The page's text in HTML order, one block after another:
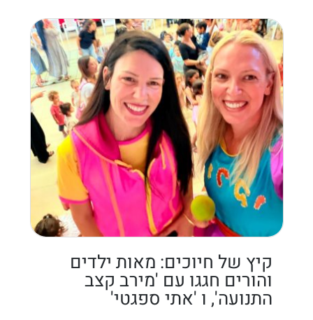
קיץ של חיוכים: מאות ילדים
והורים חגגו עם 'מירב קצב
התנועה', ו 'אתי ספגטי'